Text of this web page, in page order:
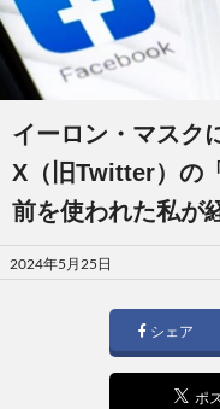
イーロン・マスク
X（旧Twitter）の
前を使われた私が
投
稿
2024年5月25日
シェア
ポ